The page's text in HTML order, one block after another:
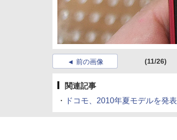
前の画像 (11/26)
関連記事
・
ドコモ、2010年夏モデルを発表